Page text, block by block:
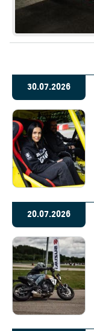
30.07.2026
20.07.2026